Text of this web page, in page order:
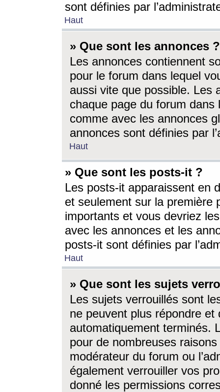
sont définies par
Haut
» Que sont les annonces ?
Les annonces contiennent
pour le forum dans lequel
aussi vite que possible. Les
chaque page du forum dans
comme avec les annonces
annonces sont définies par
Haut
» Que sont les posts-it ?
Les posts-it apparaissent en
et seulement sur la première
importants et vous devriez
avec les annonces et les
posts-it sont définies par
Haut
» Que sont les sujets
Les sujets verrouillés sont
ne peuvent plus répondre
automatiquement terminés.
pour de nombreuses
modérateur du forum ou
également verrouiller vos
donné les permissions